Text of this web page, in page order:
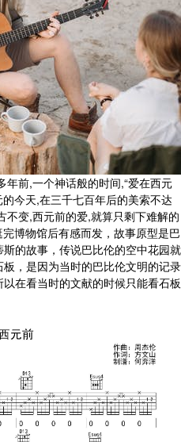
前,一个神话般的时间,“爱在西元
今天,在三千七百年后的美索不达
不变,西元前的爱,就算只剩下难解的
博物馆后有感而发，故事原型是巴
的故事，传说巴比伦的空中花园就
，是因为当时的巴比伦文明的记录
在看当时的文献的时候只能看石板